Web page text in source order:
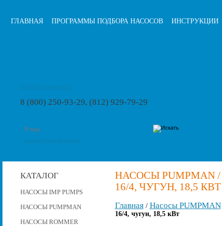
ГЛАВНАЯ ПРОГРАММЫ ПОДБОРА НАСОСОВ ИНСТРУКЦИИ
8 (800) 250-93-29, (812) 929-79-29
КАТАЛОГ
НАСОСЫ IMP PUMPS
НАСОСЫ PUMPMAN
НАСОСЫ ROMMER
НАСОСЫ PUMPMAN /
16/4, ЧУГУН, 18,5 КВТ
Главная/ Насосы PUMPMAN
16/4, чугун, 18,5 кВт